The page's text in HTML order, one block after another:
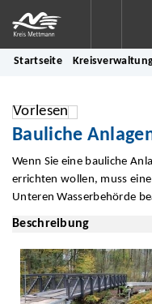
Startseite
Vorlesen
Bauliche
Wenn Sie eine bauliche
errichten wollen, muss
Unteren Wasserbehörde
Beschreibung